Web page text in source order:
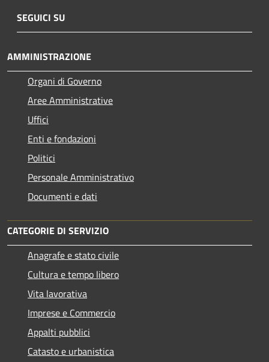
SEGUICI SU
AMMINISTRAZIONE
Organi di Governo
Aree Amministrative
Uffici
Enti e fondazioni
Politici
Personale Amministrativo
Documenti e dati
CATEGORIE DI SERVIZIO
Anagrafe e stato civile
Cultura e tempo libero
Vita lavorativa
Imprese e Commercio
Appalti pubblici
Catasto e urbanistica